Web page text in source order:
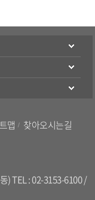
맵 찾아오시는길
) TEL : 02-3153-6100 /